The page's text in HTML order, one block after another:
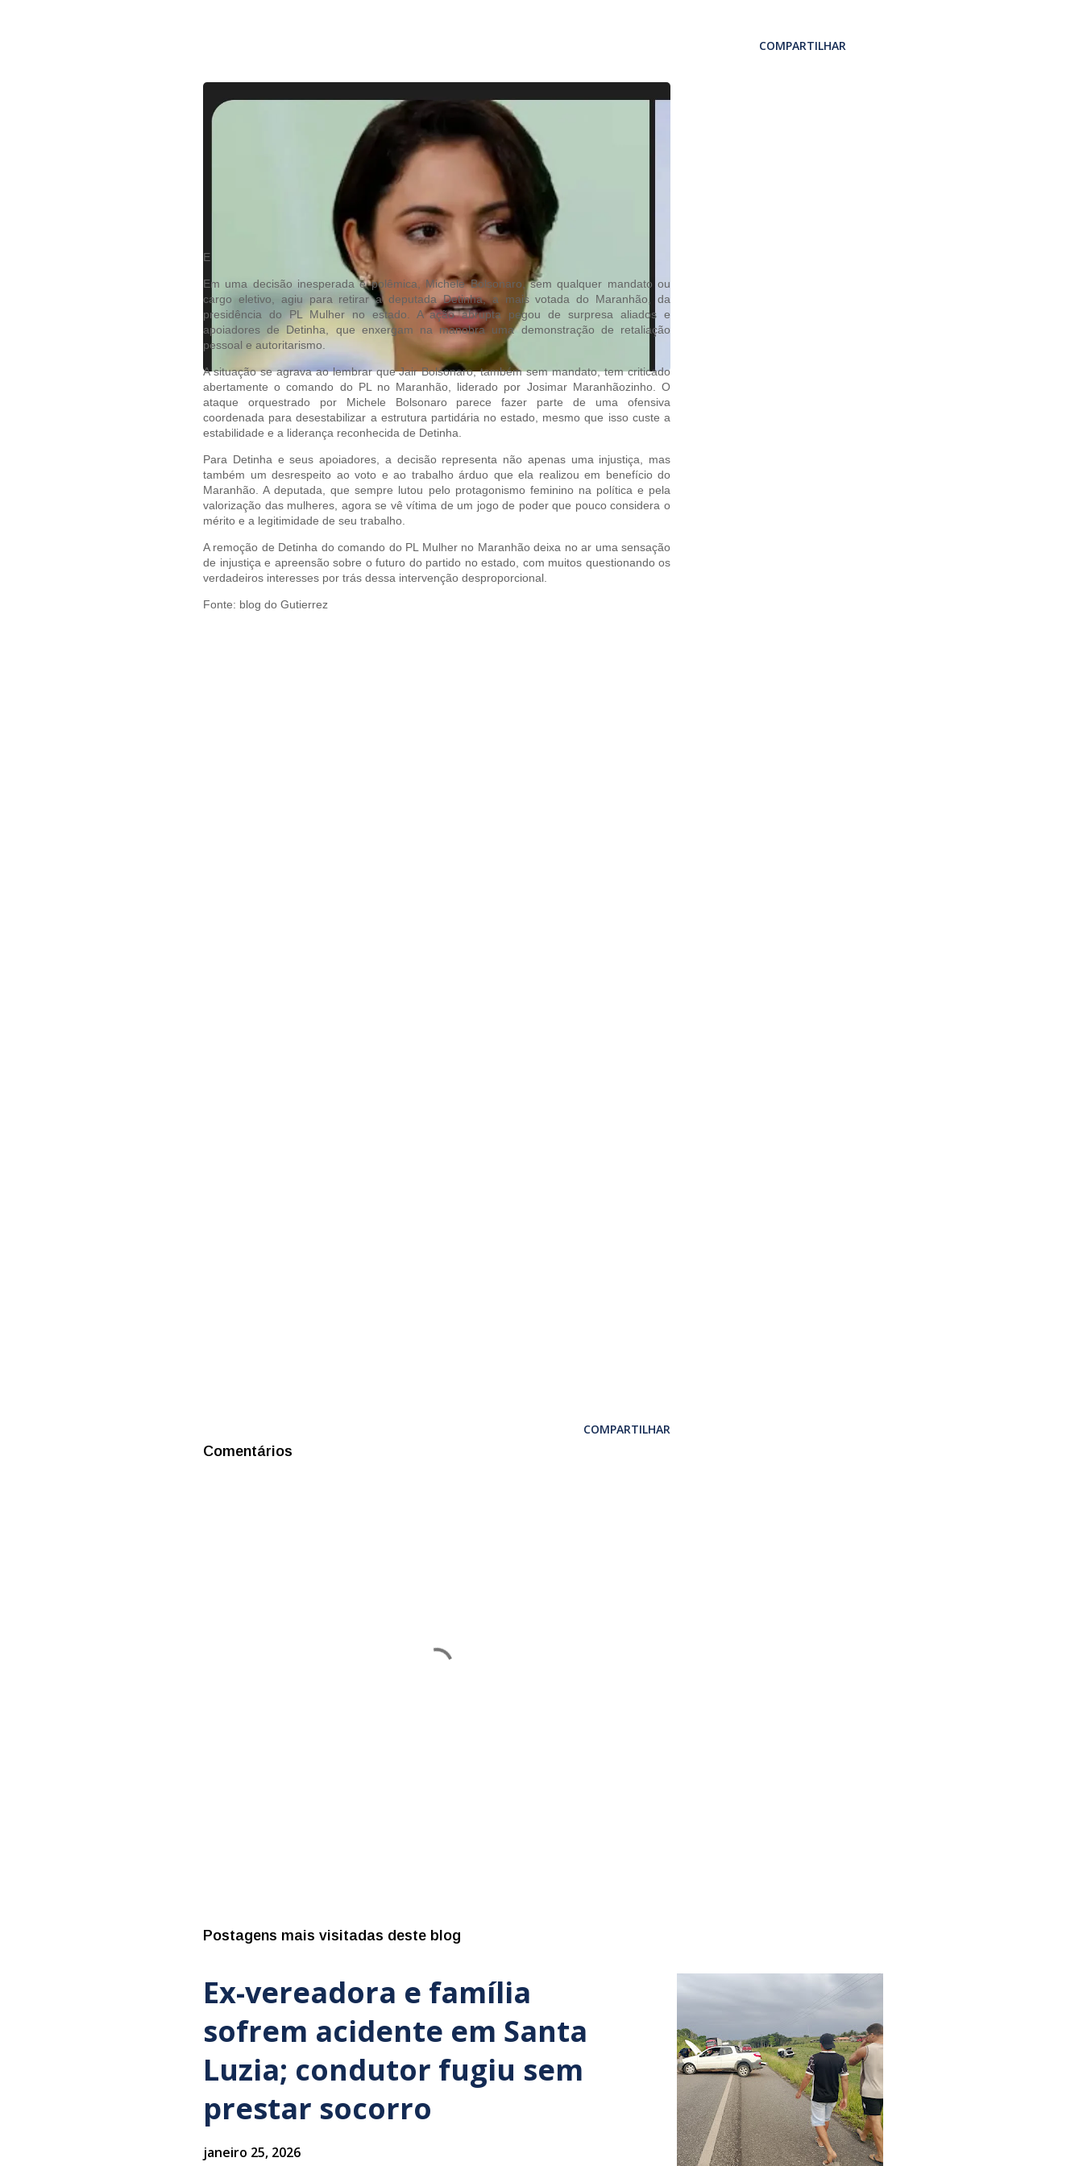
E
Em uma decisão inesperada e polêmica, Michele Bolsonaro, sem qualquer mandato ou
cargo eletivo, agiu para retirar a deputada Detinha, a mais votada do Maranhão, da
presidência do PL Mulher no estado. A ação abrupta pegou de surpresa aliados e
apoiadores de Detinha, que enxergam na manobra uma demonstração de retaliação
pessoal e autoritarismo.
A situação se agrava ao lembrar que Jair Bolsonaro, também sem mandato, tem criticado
abertamente o comando do PL no Maranhão, liderado por Josimar Maranhãozinho. O
ataque orquestrado por Michele Bolsonaro parece fazer parte de uma ofensiva
coordenada para desestabilizar a estrutura partidária no estado, mesmo que isso custe a
estabilidade e a liderança reconhecida de Detinha.
Para Detinha e seus apoiadores, a decisão representa não apenas uma injustiça, mas
também um desrespeito ao voto e ao trabalho árduo que ela realizou em benefício do
Maranhão. A deputada, que sempre lutou pelo protagonismo feminino na política e pela
valorização das mulheres, agora se vê vítima de um jogo de poder que pouco considera o
mérito e a legitimidade de seu trabalho.
A remoção de Detinha do comando do PL Mulher no Maranhão deixa no ar uma sensação
de injustiça e apreensão sobre o futuro do partido no estado, com muitos questionando os
verdadeiros interesses por trás dessa intervenção desproporcional.
Fonte: blog do Gutierrez
COMPARTILHAR
COMPARTILHAR
Comentários
Postagens mais visitadas deste blog
Ex-vereadora e família
sofrem acidente em Santa
Luzia; condutor fugiu sem
prestar socorro
janeiro 25, 2026